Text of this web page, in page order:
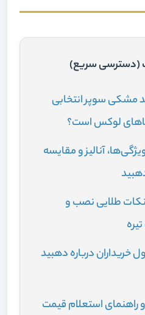
(دسترسی سریع)
مشکی سوپر انتخابی
لوکس است؟
آنالیز و مقایسه
طلایی نصب و
درباره دهبید
راهنمای استعلام قیمت